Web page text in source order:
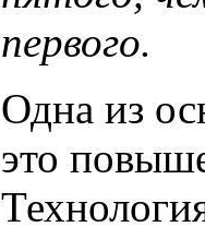
первого.
Одна из
это